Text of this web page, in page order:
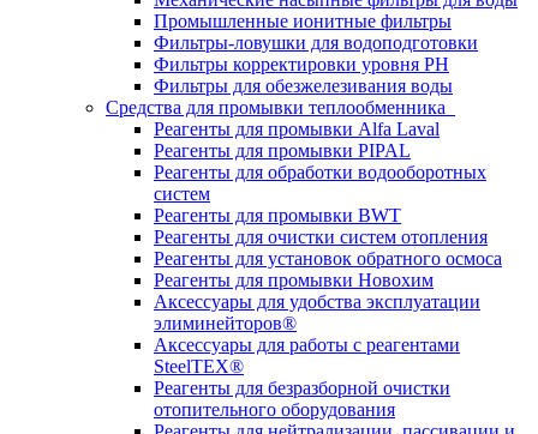
Промышленные ионитные фильтры
Фильтры-ловушки для водоподготовки
Фильтры корректировки уровня PH
Фильтры для обезжелезивания воды
Средства для промывки теплообменника
Реагенты для промывки Alfa Laval
Реагенты для промывки PIPAL
Реагенты для обработки водооборотных
систем
Реагенты для промывки BWT
Реагенты для очистки систем отопления
Реагенты для установок обратного осмоса
Реагенты для промывки Новохим
Аксессуары для удобства эксплуатации
элиминейторов®
Аксессуары для работы с реагентами
SteelTEX®
Реагенты для безразборной очистки
отопительного оборудования